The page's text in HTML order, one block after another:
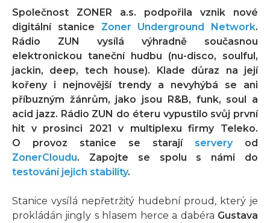
Společnost ZONER a.s. podpořila vznik nové
digitální stanice Zoner Underground Network.
Rádio ZUN vysílá výhradně současnou
elektronickou taneční hudbu (nu-disco, soulful,
jackin, deep, tech house). Klade důraz na její
kořeny i nejnovější trendy a nevyhýbá se ani
příbuzným žánrům, jako jsou R&B, funk, soul a
acid jazz. Rádio ZUN do éteru vypustilo svůj první
hit v prosinci 2021 v multiplexu firmy Teleko.
O provoz stanice se starají serveryod
ZonerCloudu. Zapojte se spolu s námi do
testování jejich stability.
Stanice vysílá nepřetržitý hudební proud, který je
prokládán jingly s hlasem herce a dabéra Gustava